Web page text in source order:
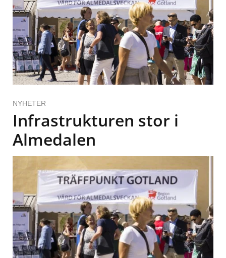
NYHETER
Infrastrukturen stor i
Almedalen